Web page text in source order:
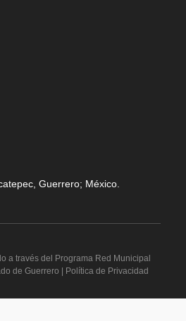
Guerrero; México.
a través del Programa Red Municipal
de Guerrero | Política de Privacidad